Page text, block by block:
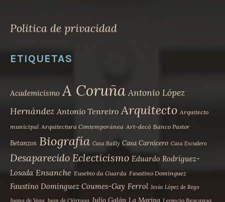
Politica de privacidad
ETIQUETAS
Academicismo A Coruña Antonio López
Hernández Antonio Tenreiro Arquitecto Arquitecto
municipal Arquitectura Contemporánea Art-decó Banco Pastor
Betanzos Biografía Casa Bailly Casa Carnicero Casa Escudero
Desaparecido Eclecticismo Eduardo Rodríguez-
Losada Ensanche Eusebio da Guarda Faustino Domínguez
Faustino Domínguez Coumes-Gay Ferrol Jesús López de Rego
Julio Galán La Marina Leoncio Bescansa